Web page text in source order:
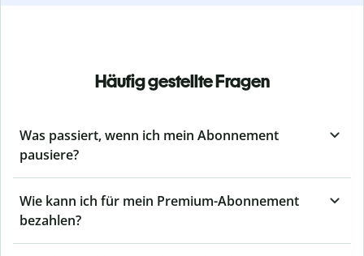
Häufig gestellte Fragen
Was passiert, wenn ich mein Abonnement
pausiere?
Wie kann ich für mein Premium-Abonnement
bezahlen?